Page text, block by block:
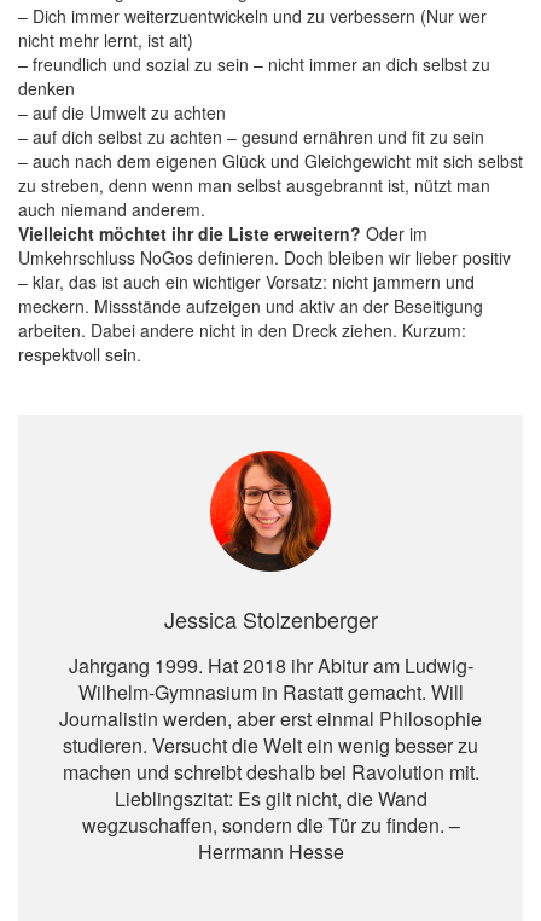
– Dich immer weiterzuentwickeln und zu verbessern (Nur wer
nicht mehr lernt, ist alt)
– freundlich und sozial zu sein – nicht immer an dich selbst zu
denken
– auf die Umwelt zu achten
– auf dich selbst zu achten – gesund ernähren und fit zu sein
– auch nach dem eigenen Glück und Gleichgewicht mit sich selbst
zu streben, denn wenn man selbst ausgebrannt ist, nützt man
auch niemand anderem.
Vielleicht möchtet ihr die Liste erweitern? Oder im
Umkehrschluss NoGos definieren. Doch bleiben wir lieber positiv
– klar, das ist auch ein wichtiger Vorsatz: nicht jammern und
meckern. Missstände aufzeigen und aktiv an der Beseitigung
arbeiten. Dabei andere nicht in den Dreck ziehen. Kurzum:
respektvoll sein.
Jessica Stolzenberger
Jahrgang 1999. Hat 2018 ihr Abitur am Ludwig-
Wilhelm-Gymnasium in Rastatt gemacht. Will
Journalistin werden, aber erst einmal Philosophie
studieren. Versucht die Welt ein wenig besser zu
machen und schreibt deshalb bei Ravolution mit.
Lieblingszitat: Es gilt nicht, die Wand
wegzuschaffen, sondern die Tür zu finden. –
Herrmann Hesse